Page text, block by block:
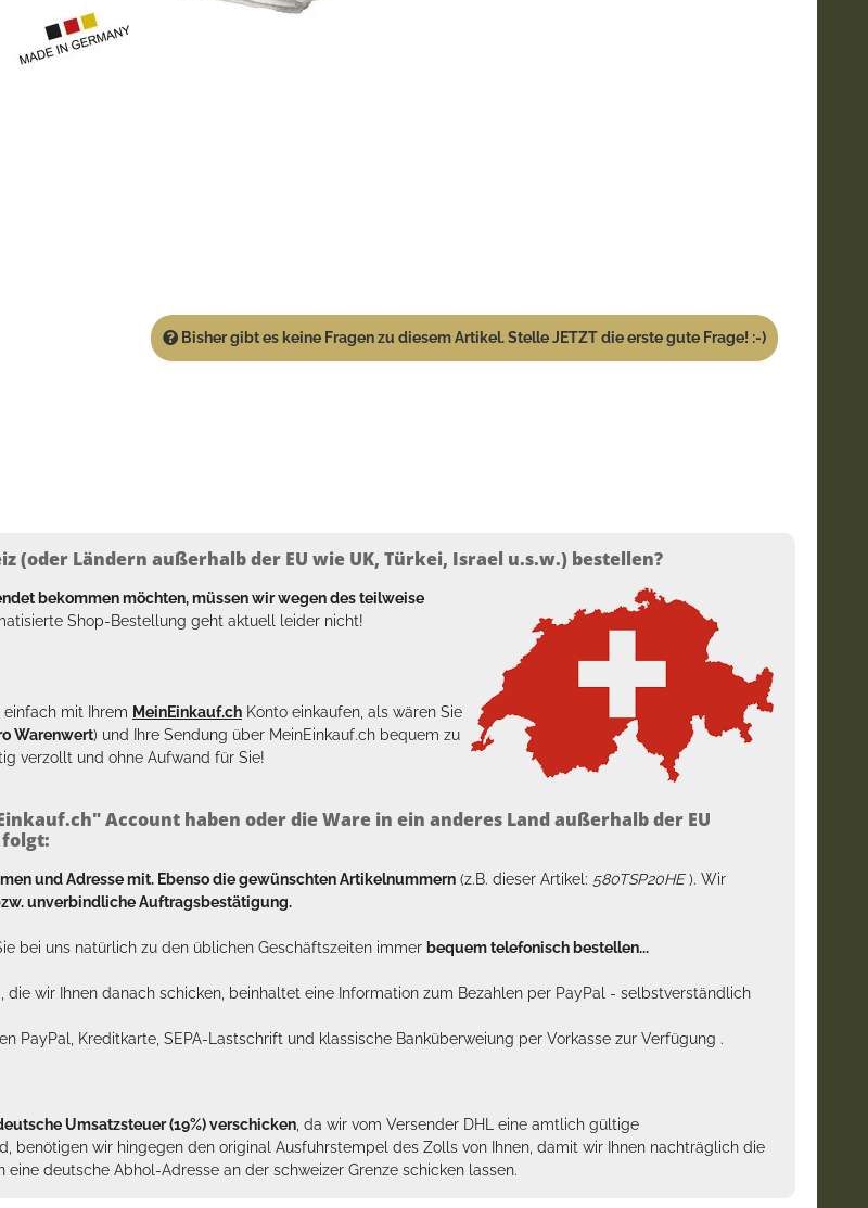
Bisher gibt es keine Fragen zu diesem Artikel. Stelle JETZT die erste gute Frage! :-)
(oder Ländern außerhalb der EU wie UK, Türkei, Israel u.s.w.) bestellen?
bekommen möchten, müssen wir wegen des teilweise
Shop-Bestellung geht aktuell leider nicht!
einfach mit Ihrem MeinEinkauf.ch Konto einkaufen, als wären Sie
Warenwert) und Ihre Sendung über MeinEinkauf.ch bequem zu
verzollt und ohne Aufwand für Sie!
Account haben oder die Ware in ein anderes Land außerhalb der EU
und Adresse mit. Ebenso die gewünschten Artikelnummern (z.B. dieser Artikel: 580TSP20HE). Wir
unverbindliche Auftragsbestätigung.
bei uns natürlich zu den üblichen Geschäftszeiten immer bequem telefonisch bestellen...
wir Ihnen danach schicken, beinhaltet eine Information zum Bezahlen per PayPal - selbstverständlich
PayPal, Kreditkarte, SEPA-Lastschrift und klassische Banküberweiung per Vorkasse zur Verfügung .
Umsatzsteuer (19%) verschicken , da wir vom Versender DHL eine amtlich gültige
wir hingegen den original Ausfuhrstempel des Zolls von Ihnen, damit wir Ihnen nachträglich die
deutsche Abhol-Adresse an der schweizer Grenze schicken lassen.